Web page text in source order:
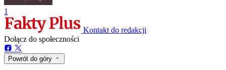
1
Kontakt do redakcji
Dołącz do społeczności
Powrót do góry